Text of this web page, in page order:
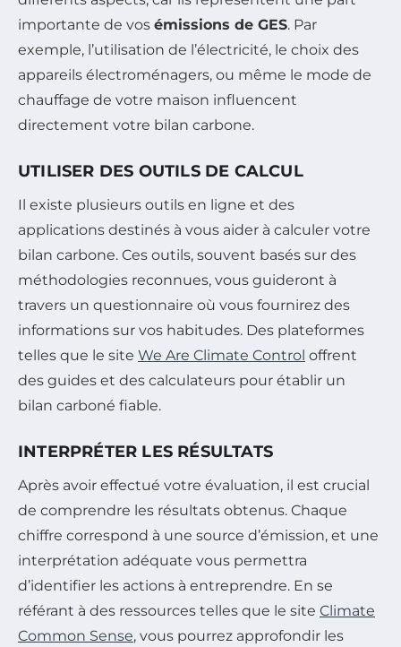
importante de vos émissions de GES. Par
exemple, l’utilisation de l’électricité, le choix des
appareils électroménagers, ou même le mode de
chauffage de votre maison influencent
directement votre bilan carbone.
UTILISER DES OUTILS DE CALCUL
Il existe plusieurs outils en ligne et des
applications destinés à vous aider à calculer votre
bilan carbone. Ces outils, souvent basés sur des
méthodologies reconnues, vous guideront à
travers un questionnaire où vous fournirez des
informations sur vos habitudes. Des plateformes
telles que le site We Are Climate Control offrent
des guides et des calculateurs pour établir un
bilan carboné fiable.
INTERPRÉTER LES RÉSULTATS
Après avoir effectué votre évaluation, il est crucial
de comprendre les résultats obtenus. Chaque
chiffre correspond à une source d’émission, et une
interprétation adéquate vous permettra
d’identifier les actions à entreprendre. En se
référant à des ressources telles que le site Climate
Common Sense, vous pourrez approfondir les